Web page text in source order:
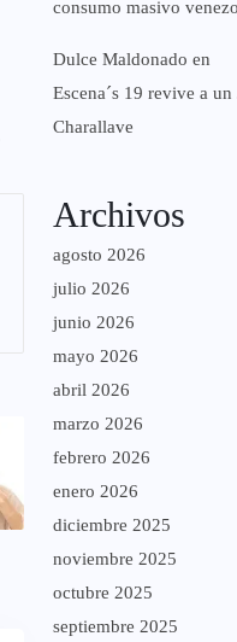
consumo masivo
Dulce Maldonado en
Escena´s 19 revive a
Charallave
Archivos
agosto 2026
julio 2026
junio 2026
mayo 2026
abril 2026
marzo 2026
febrero 2026
enero 2026
diciembre 2025
noviembre 2025
octubre 2025
septiembre 2025